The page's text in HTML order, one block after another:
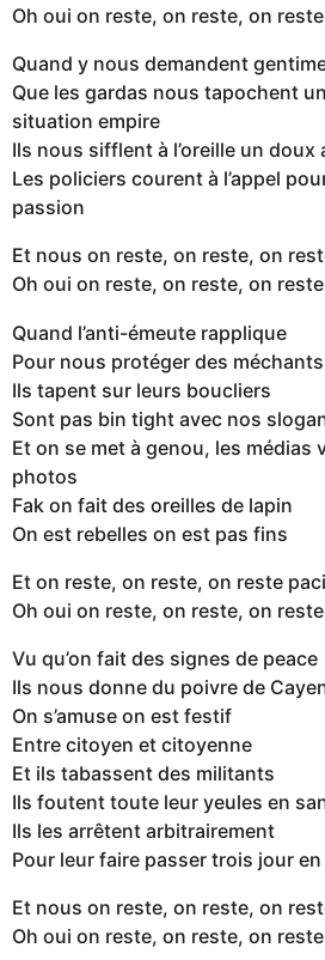
Oh oui on reste, on reste, on
Quand y nous demandent
Que les gardas nous tapochent
situation empire
Ils nous sifflent à l’oreille un doux
Les policiers courent à l’appel
passion
Et nous on reste, on reste, on
Oh oui on reste, on reste, on
Quand l’anti-émeute rapplique
Pour nous protéger des méchants
Ils tapent sur leurs boucliers
Sont pas bin tight avec nos
Et on se met à genou, les médias
photos
Fak on fait des oreilles de lapin
On est rebelles on est pas fins
Et on reste, on reste, on reste
Oh oui on reste, on reste, on
Vu qu’on fait des signes de peace
Ils nous donne du poivre de
On s’amuse on est festif
Entre citoyen et citoyenne
Et ils tabassent des militants
Ils foutent toute leur yeules en
Ils les arrêtent arbitrairement
Pour leur faire passer trois jour en
Et nous on reste, on reste, on
Oh oui on reste, on reste, on